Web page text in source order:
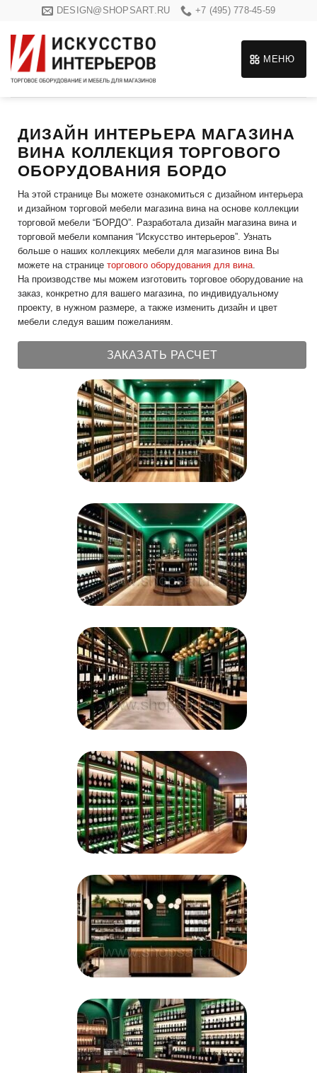
content
DESIGN@SHOPSART.RU +7 (495) 778-45-59
МЕНЮ
ДИЗАЙН ИНТЕРЬЕРА МАГАЗИНА
ВИНА КОЛЛЕКЦИЯ ТОРГОВОГО
ОБОРУДОВАНИЯ БОРДО
На этой странице Вы можете ознакомиться с дизайном интерьера
и дизайном торговой мебели магазина вина на основе коллекции
торговой мебели “БОРДО”. Разработала дизайн магазина вина и
торговой мебели компания “Искусство интерьеров”. Узнать
больше о наших коллекциях мебели для магазинов вина Вы
можете на странице торгового оборудования для вина.
На производстве мы можем изготовить торговое оборудование на
заказ, конкретно для вашего магазина, по индивидуальному
проекту, в нужном размере, а также изменить дизайн и цвет
мебели следуя вашим пожеланиям.
ЗАКАЗАТЬ РАСЧЕТ